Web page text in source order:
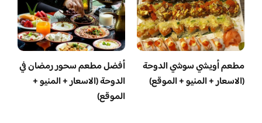
مطعم أويشي سوشي الدوحة
(الاسعار + المنيو + الموقع)
أفضل مطعم سحور رمضان في
الدوحة (الاسعار + المنيو +
الموقع)